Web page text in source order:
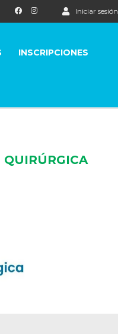
Iniciar sesión
INSCRIPCIONES